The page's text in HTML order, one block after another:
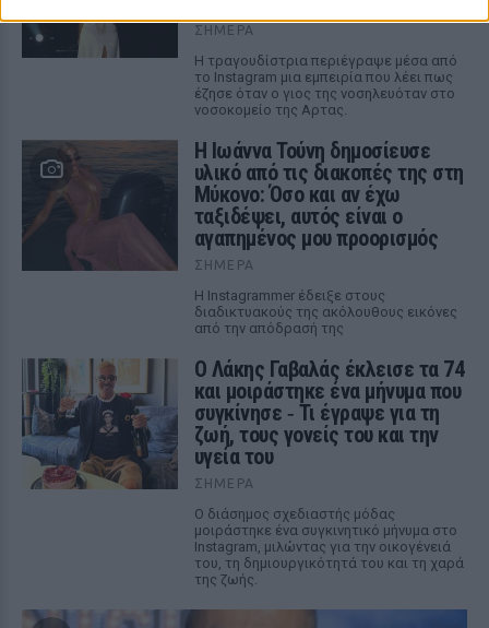
ΣΉΜΕΡΑ
Η τραγουδίστρια περιέγραψε μέσα από
το Instagram μια εμπειρία που λέει πως
έζησε όταν ο γιος της νοσηλευόταν στο
νοσοκομείο της Αρτας.
Η Ιωάννα Τούνη δημοσίευσε
υλικό από τις διακοπές της στη
Μύκονο: Όσο και αν έχω
ταξιδέψει, αυτός είναι ο
αγαπημένος μου προορισμός
ΣΉΜΕΡΑ
Η Instagrammer έδειξε στους
διαδικτυακούς της ακόλουθους εικόνες
από την απόδρασή της
Ο Λάκης Γαβαλάς έκλεισε τα 74
και μοιράστηκε ένα μήνυμα που
συγκίνησε ‑ Τι έγραψε για τη
ζωή, τους γονείς του και την
υγεία του
ΣΉΜΕΡΑ
Ο διάσημος σχεδιαστής μόδας
μοιράστηκε ένα συγκινητικό μήνυμα στο
Instagram, μιλώντας για την οικογένειά
του, τη δημιουργικότητά του και τη χαρά
της ζωής.